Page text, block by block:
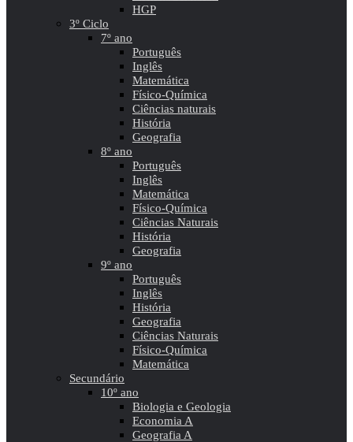
HGP
3º Ciclo
7º ano
Português
Inglês
Matemática
Físico-Química
Ciências naturais
História
Geografia
8º ano
Português
Inglês
Matemática
Físico-Química
Ciências Naturais
História
Geografia
9º ano
Português
Inglês
História
Geografia
Ciências Naturais
Físico-Química
Matemática
Secundário
10º ano
Biologia e Geologia
Economia A
Geografia A